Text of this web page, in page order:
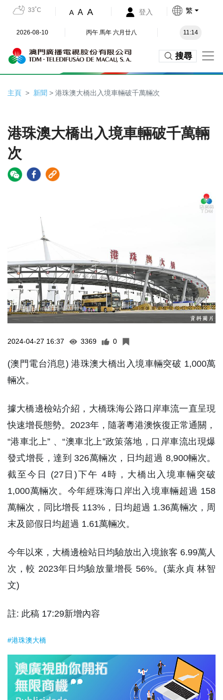
33˚C A A A 登入 繁
2026-08-10 丙午 馬年 六月廿八 11:14
搜尋
主頁 新聞 > 港珠澳大橋出入境車輛破千萬輛次
港珠澳大橋出入境車輛破千萬輛
次
2024-04-27 16:37 3369 0
(澳門電台消息) 港珠澳大橋出入境車輛突破 1,000萬
輛次。
據大橋邊檢站介紹，大橋珠海公路口岸車流一直呈現
快速增長態勢。2023年，隨著粵港澳恢復正常通關，
“港車北上” 、“澳車北上”政策落地，口岸車流出現爆
發式增長，達到 326萬輛次，日均超過 8,900輛次。
截至今日 (27日)下午 4時，大橋出入境車輛突破
1,000萬輛次。今年經珠海口岸出入境車輛超過 158
萬輛次，同比增長 113%，日均超過 1.36萬輛次，周
末及節假日均超過 1.61萬輛次。
今年以來，大橋邊檢站日均驗放出入境旅客 6.99萬人
次，較 2023年日均驗放量增長 56%。(葉永貞 林智
文)
註: 此稿 17:29新增內容
#港珠澳大橋